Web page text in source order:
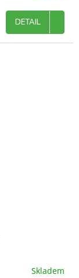
DETAIL
Skladem